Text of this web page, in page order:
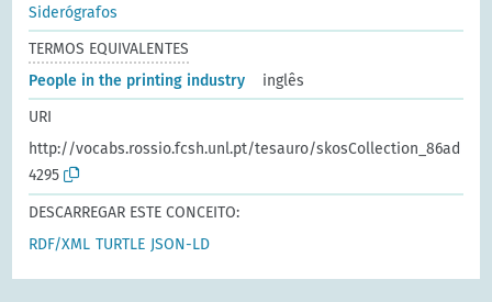
Siderógrafos
TERMOS EQUIVALENTES
People in the printing industry
inglês
URI
http://vocabs.rossio.fcsh.unl.pt/tesauro/skosCollection_86ad
4295
DESCARREGAR ESTE CONCEITO:
RDF/XML TURTLE JSON-LD